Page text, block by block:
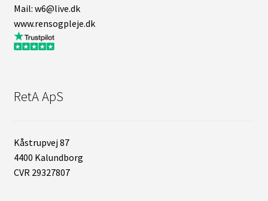
Mail: w6@live.dk
www.rensogpleje.dk
RetA ApS
Kåstrupvej 87
4400 Kalundborg
CVR 29327807